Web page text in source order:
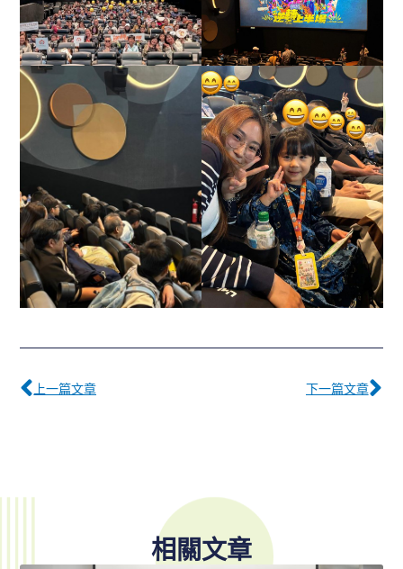
Prev
上一篇文章 下一篇文章
下
相關文章